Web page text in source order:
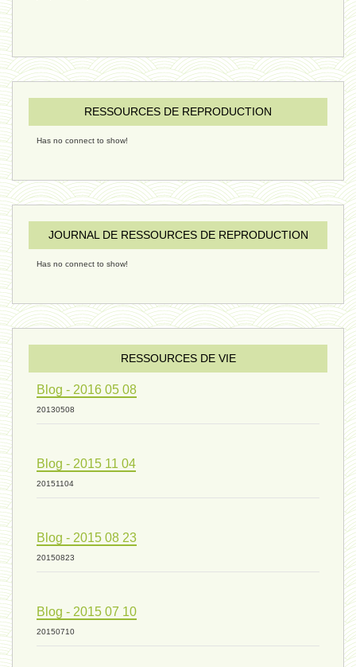
ressources de vie 05 - 23 décembre
humain 08 - 16 décembre 2024
sexualité 06 - 9 octobre 2024
ressources de vie 04 - 26
mode de production industriel 01 -
RESSOURCES DE REPRODUCTION
Has no connect to show!
JOURNAL DE RESSOURCES DE REPRODUCTION
Has no connect to show!
RESSOURCES DE VIE
Blog - 2016 05 08
20130508
Blog - 2015 11 04
20151104
Blog - 2015 08 23
20150823
Blog - 2015 07 10
20150710